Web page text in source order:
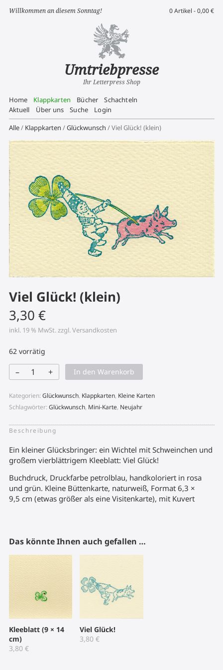
Willkommen an diesem Sonntag!
Umtriebpresse
Ihr Letterpress Shop
0 Artikel -0,00€
Home Klappkarten Bücher
Schachteln
Aktuell
Über uns Suche
Login
Alle/ Klappkarten /Glückwunsch / Viel Glück! (klein)
Viel Glück! (klein)
3,30 €
inkl. 19 % MwSt.zzgl.Versandkosten
62 vorrätig
–
Viel
Glück!
Menge
+ In den Warenkorb
Kategorien: Glückwunsch, Klappkarten, Kleine Karten
Schlagwörter: Glückwunsch, Mini-Karte, Neujahr
Beschreibung
Ein kleiner Glücksbringer: ein Wichtel mit Schweinchen und
großem vierblättrigem Kleeblatt: Viel Glück!
Buchdruck, Druckfarbe petrolblau, handkoloriert in rosa
und grün. Kleine Büttenkarte, naturweiß, Format 6,3 ×
9,5 cm (etwas größer als eine Visitenkarte), mit Kuvert
Das könnte Ihnen auch gefallen …
Kleeblatt (9 × 14
cm)
3,80 €
Viel Glück!
3,80€